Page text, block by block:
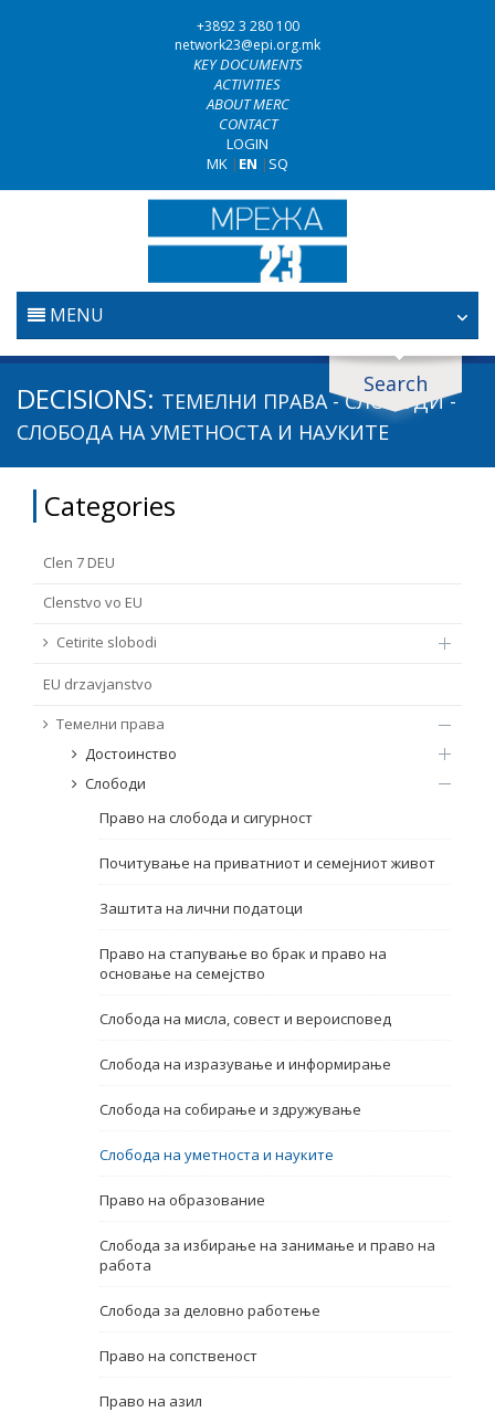
+3892 3 280 100
network23@epi.org.mk
KEY DOCUMENTS
ACTIVITIES
ABOUT MERC
CONTACT
LOGIN
MK | EN | SQ
MENU
HOME
ANTI-CORRUPTION POLICY
FUNDAMENTAL RIGHTS
Search
Search documents
Search
Area / subarea
Source
Type
From Chapter 23
Name, description or keyword
DECISIONS: ТЕМЕЛНИ ПРАВА - СЛОБОДИ -
СЛОБОДА НА УМЕТНОСТА И НАУКИТЕ
Categories
Clen 7 DEU
Clenstvo vo EU
Cetirite slobodi
EU drzavјanstvo
Темелни права
Достоинство
Слободи
Право на слобода и сигурност
Почитување на приватниот и семејниот живот
Заштита на лични податоци
Право на стапување во брак и право на
основање на семејство
Слобода на мисла, совест и вероисповед
Слобода на изразување и информирање
Слобода на собирање и здружување
Слобода на уметноста и науките
Право на образование
Слобода за избирање на занимање и право на
работа
Слобода за деловно работење
Право на сопственост
Право на азил